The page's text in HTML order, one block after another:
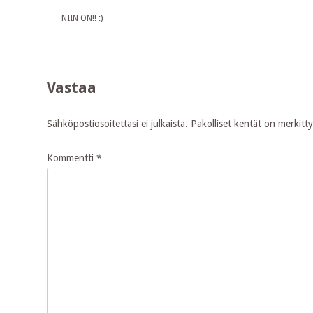
NIIN ON!! :)
Vastaa
Sähköpostiosoitettasi ei julkaista. Pakolliset kentät on
Kommentti*